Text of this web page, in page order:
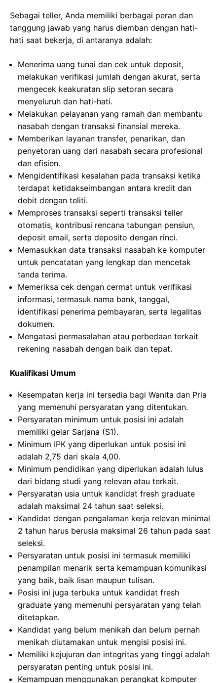
Sebagai teller, Anda memiliki berbagai peran dan
tanggung jawab yang harus diemban dengan hati-
hati saat bekerja, di antaranya adalah:
Menerima uang tunai dan cek untuk deposit,
melakukan verifikasi jumlah dengan akurat, serta
mengecek keakuratan slip setoran secara
menyeluruh dan hati-hati.
Melakukan pelayanan yang ramah dan membantu
nasabah dengan transaksi finansial mereka.
Memberikan layanan transfer, penarikan, dan
penyetoran uang dari nasabah secara profesional
dan efisien.
Mengidentifikasi kesalahan pada transaksi ketika
terdapat ketidakseimbangan antara kredit dan
debit dengan teliti.
Memproses transaksi seperti transaksi teller
otomatis, kontribusi rencana tabungan pensiun,
deposit email, serta deposito dengan rinci.
Memasukkan data transaksi nasabah ke komputer
untuk pencatatan yang lengkap dan mencetak
tanda terima.
Memeriksa cek dengan cermat untuk verifikasi
informasi, termasuk nama bank, tanggal,
identifikasi penerima pembayaran, serta legalitas
dokumen.
Mengatasi permasalahan atau perbedaan terkait
rekening nasabah dengan baik dan tepat.
Kualifikasi Umum
Kesempatan kerja ini tersedia bagi Wanita dan Pria
yang memenuhi persyaratan yang ditentukan.
Persyaratan minimum untuk posisi ini adalah
memiliki gelar Sarjana (S1).
Minimum IPK yang diperlukan untuk posisi ini
adalah 2,75 dari skala 4,00.
Minimum pendidikan yang diperlukan adalah lulus
dari bidang studi yang relevan atau terkait.
Persyaratan usia untuk kandidat fresh graduate
adalah maksimal 24 tahun saat seleksi.
Kandidat dengan pengalaman kerja relevan minimal
2 tahun harus berusia maksimal 26 tahun pada saat
seleksi.
Persyaratan untuk posisi ini termasuk memiliki
penampilan menarik serta kemampuan komunikasi
yang baik, baik lisan maupun tulisan.
Posisi ini juga terbuka untuk kandidat fresh
graduate yang memenuhi persyaratan yang telah
ditetapkan.
Kandidat yang belum menikah dan belum pernah
menikah diutamakan untuk mengisi posisi ini.
Memiliki kejujuran dan integritas yang tinggi adalah
persyaratan penting untuk posisi ini.
Kemampuan menggunakan perangkat komputer